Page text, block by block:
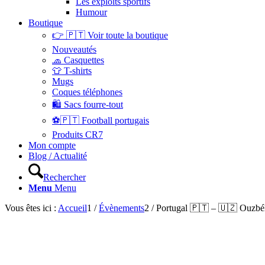
Humour
Boutique
👉 🇵🇹 Voir toute la boutique
Nouveautés
🧢 Casquettes
👕 T-shirts
Mugs
Coques téléphones
🛍 Sacs fourre-tout
⚽🇵🇹 Football portugais
Produits CR7
Mon compte
Blog / Actualité
Rechercher
Menu Menu
Vous êtes ici : Accueil1 / Évènements2 / Portugal 🇵🇹 – 🇺🇿